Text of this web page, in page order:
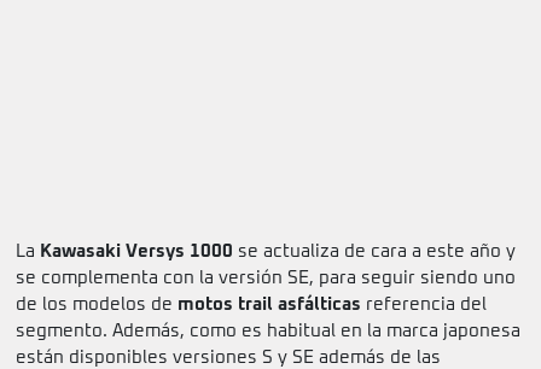
La Kawasaki Versys 1000 se actualiza de cara a este año y
se complementa con la versión SE, para seguir siendo uno
de los modelos de motos trail asfálticas referencia del
segmento. Además, como es habitual en la marca japonesa
están disponibles versiones S y SE además de las